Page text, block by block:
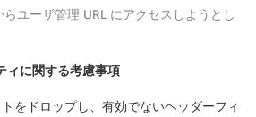
ユーザ管理 URL にアクセスしようとし
ィに関する考慮事項
をドロップし、有効でないヘッダーフィ